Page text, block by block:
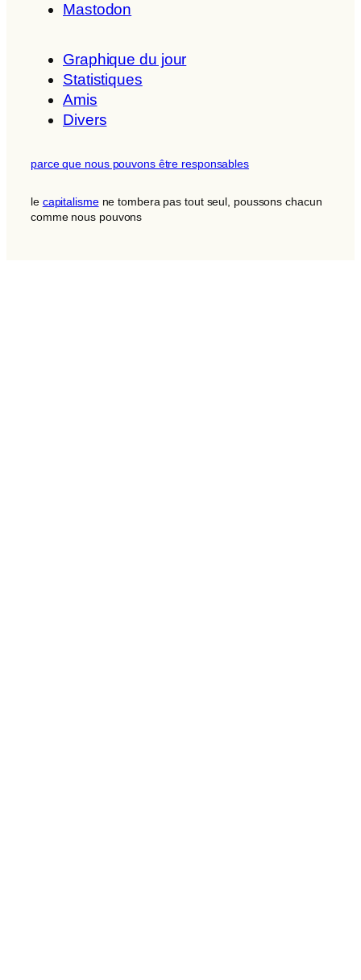
Mastodon
Graphique du jour
Statistiques
Amis
Divers
parce que nous pouvons être responsables
le capitalismene tombera pas tout seul, poussons chacun
comme nous pouvons